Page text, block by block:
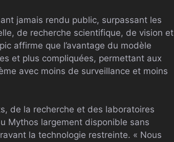
jamais rendu public, surpassant les
de recherche scientifique, de vision et
affirme que l’avantage du modèle
et plus compliquées, permettant aux
avec moins de surveillance et moins
de la recherche et des laboratoires
Mythos largement disponible sans
la technologie restreinte. « Nous